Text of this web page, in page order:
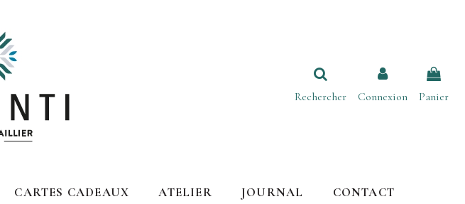
Rechercher Connexion Panier
CARTES CADEAUX ATELIER JOURNAL CONTACT